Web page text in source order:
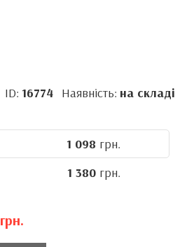
ID: 16774Наявність: на складі
1 098 грн.
1 380 грн.
грн.